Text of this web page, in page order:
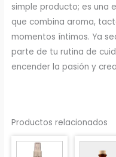
simple producto; es una
que combina aroma,
momentos íntimos. Ya
parte de tu rutina de
encender la pasión y
Productos relacionados